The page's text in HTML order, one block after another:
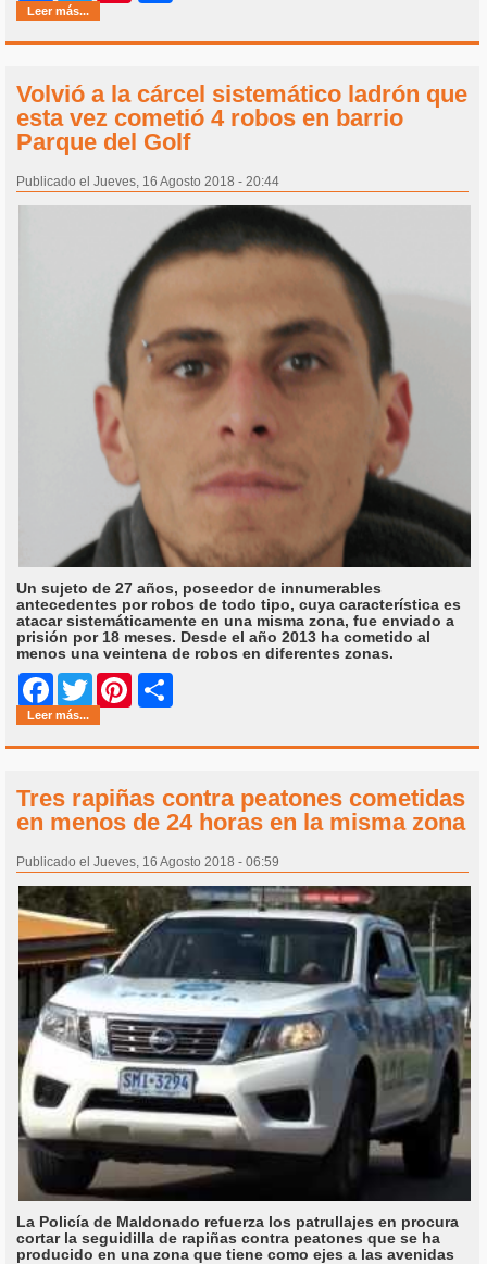
Leer más...
Volvió a la cárcel sistemático ladrón que
esta vez cometió 4 robos en barrio
Parque del Golf
Publicado el Jueves, 16 Agosto 2018 - 20:44
Un sujeto de 27 años, poseedor de innumerables
antecedentes por robos de todo tipo, cuya característica es
atacar sistemáticamente en una misma zona, fue enviado a
prisión por 18 meses. Desde el año 2013 ha cometido al
menos una veintena de robos en diferentes zonas.
Facebook
Twitter Pinterest
Leer más...
Tres rapiñas contra peatones cometidas
en menos de 24 horas en la misma zona
Publicado el Jueves, 16 Agosto 2018 - 06:59
La Policía de Maldonado refuerza los patrullajes en procura
cortar la seguidilla de rapiñas contra peatones que se ha
producido en una zona que tiene como ejes a las avenidas